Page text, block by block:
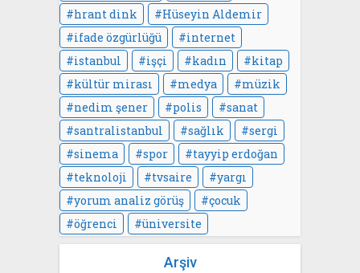
hrant dink
Hüseyin Aldemir
ifade özgürlüğü
internet
istanbul
işçi kadın
kitap
kültür mirası
medya
müzik
nedim şener
polis
sanat
santralistanbul
sağlık
sergi
sinema
spor
tayyip erdoğan
teknoloji
tvsaire
yargı
yorum analiz görüş
çocuk
öğrenci
üniversite
Arşiv